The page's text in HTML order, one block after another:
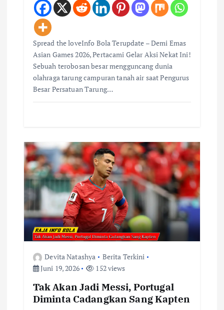
Spread the loveInfo Bola Terupdate – Demi Emas
Asian Games 2026, Pertacami Gelar Aksi Nekat Ini!
Sebuah terobosan besar mengguncang dunia
olahraga tarung campuran tanah air saat Pengurus
Besar Persatuan Tarung…
Devita Natashya
Berita Terkini
Juni 19, 2026
152 views
Tak Akan Jadi Messi, Portugal
Diminta Cadangkan Sang Kapten